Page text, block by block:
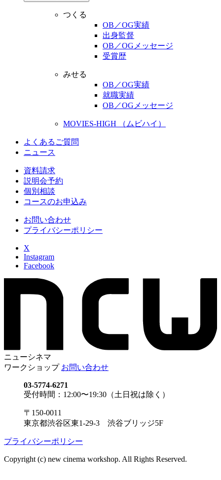
つくる
OB／OG実績
出身監督
OB／OGメッセージ
受賞歴
みせる
OB／OG実績
就職実績
OB／OGメッセージ
MOVIES-HIGH （ムビハイ）
よくあるご質問
ニュース
資料請求
説明会予約
個別相談
コースのお申込み
お問い合わせ
プライバシーポリシー
X
Instagram
Facebook
ニューシネマ
ワークショップ お問い合わせ
03-5774-6271
受付時間：12:00〜19:30（土日祝は除く）
〒150-0011
東京都渋谷区東1-29-3 渋谷ブリッジ5F
プライバシーポリシー
Copyright (c) new cinema workshop. All Rights Reserved.